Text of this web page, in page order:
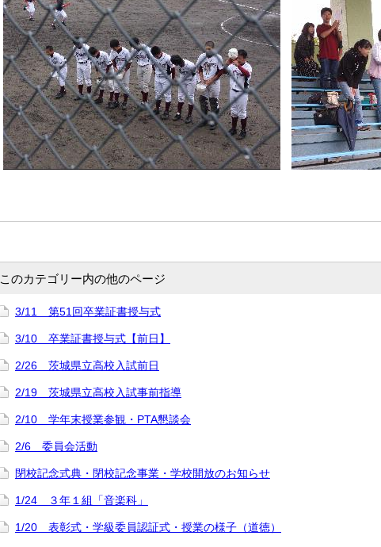
このカテゴリー内の他のページ
3/11 第51回卒業証書授与式
3/10 卒業証書授与式【前日】
2/26 茨城県立高校入試前日
2/19 茨城県立高校入試事前指導
2/10 学年末授業参観・PTA懇談会
2/6 委員会活動
閉校記念式典・閉校記念事業・学校開放のお知らせ
1/24 ３年１組「音楽科」
1/20 表彰式・学級委員認証式・授業の様子（道徳）